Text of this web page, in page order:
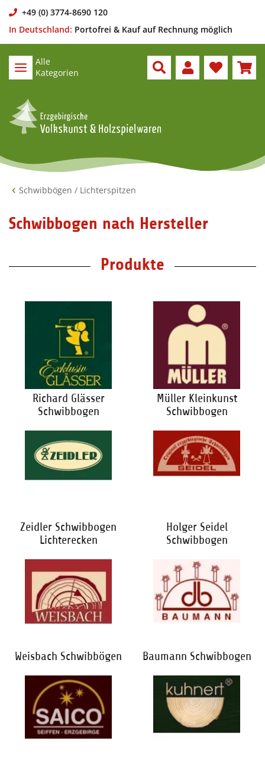
+49 (0) 3774-8690 120
In Deutschland: Portofrei & Kauf auf Rechnung möglich
Alle
Kategorien
Schwibbögen / Lichterspitzen
Schwibbogen nach Hersteller
Produkte
Richard Glässer
Schwibbogen
Müller Kleinkunst
Schwibbogen
Zeidler Schwibbogen
Lichterecken
Holger Seidel
Schwibbogen
Weisbach Schwibbögen Baumann Schwibbogen